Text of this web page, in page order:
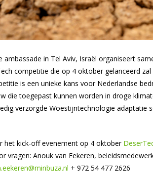
ambassade in Tel Aviv, Israël organiseert
competitie die op 4 oktober gelanceerd
is een unieke kans voor Nederlandse
die toegepast kunnen worden in droge
verzorgde Woestijntechnologie adaptatie
het kick-off evenement op 4 oktober
vragen: Anouk van Eekeren,
+ 972 54 477 2626